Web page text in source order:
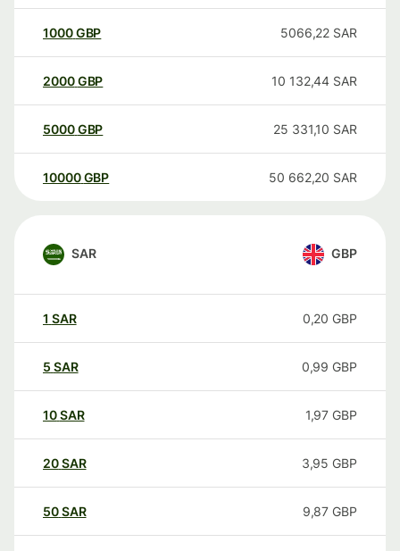
1000GBP 5066,22 SAR
2000GBP 10 132,44 SAR
5000GBP 25 331,10 SAR
10000 GBP 50 662,20 SAR
SAR GBP
1 SAR 0,20 GBP
5 SAR 0,99 GBP
10SAR 1,97 GBP
20SAR 3,95 GBP
50SAR 9,87 GBP